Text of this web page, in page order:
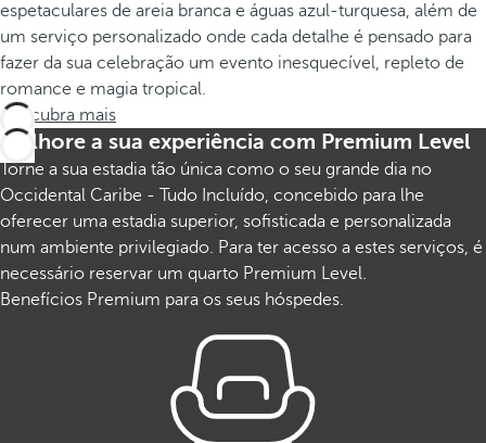
espetaculares de areia branca e águas azul-turquesa, além de
um serviço personalizado onde cada detalhe é pensado para
fazer da sua celebração um evento inesquecível, repleto de
romance e magia tropical.
Descubra mais
Melhore a sua experiência com Premium Level
Torne a sua estadia tão única como o seu grande dia no
Occidental Caribe - Tudo Incluído, concebido para lhe
oferecer uma estadia superior, sofisticada e personalizada
num ambiente privilegiado. Para ter acesso a estes serviços, é
necessário reservar um quarto Premium Level.
Benefícios Premium para os seus hóspedes.